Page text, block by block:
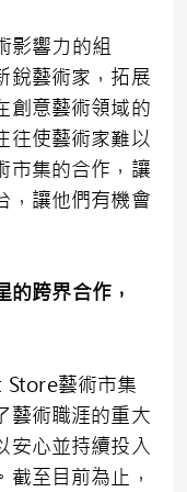
響力的組
銳藝術家，拓展
創意藝術領域的
往使藝術家難以
市集的合作，讓
，讓他們有機會
的跨界合作，
藝術市集
藝術職涯的重大
安心並持續投入
至目前為止，